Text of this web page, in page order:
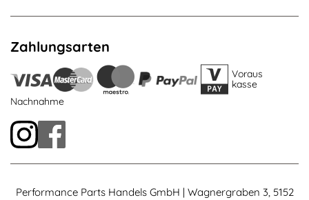
Zahlungsarten
Voraus
kasse
Nachnahme
Performance Parts Handels GmbH | Wagnergraben 3, 5152